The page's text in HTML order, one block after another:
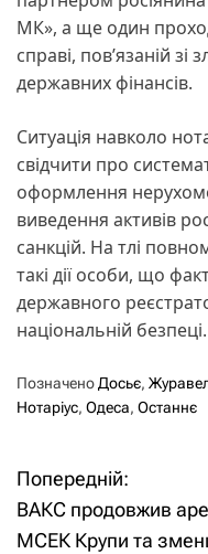
МК», а ще один
справі, пов’язаній
державних фінансів.
Ситуація навколо
свідчити про
оформлення
виведення активів
санкцій. На тлі
такі дії особи, що
державного
національній безпеці.
ПозначеноДосьє,
Нотаріус, Одеса, Останнє
Н
а
Попередній:
ВАКС продовжив
МСЕК Крупи та